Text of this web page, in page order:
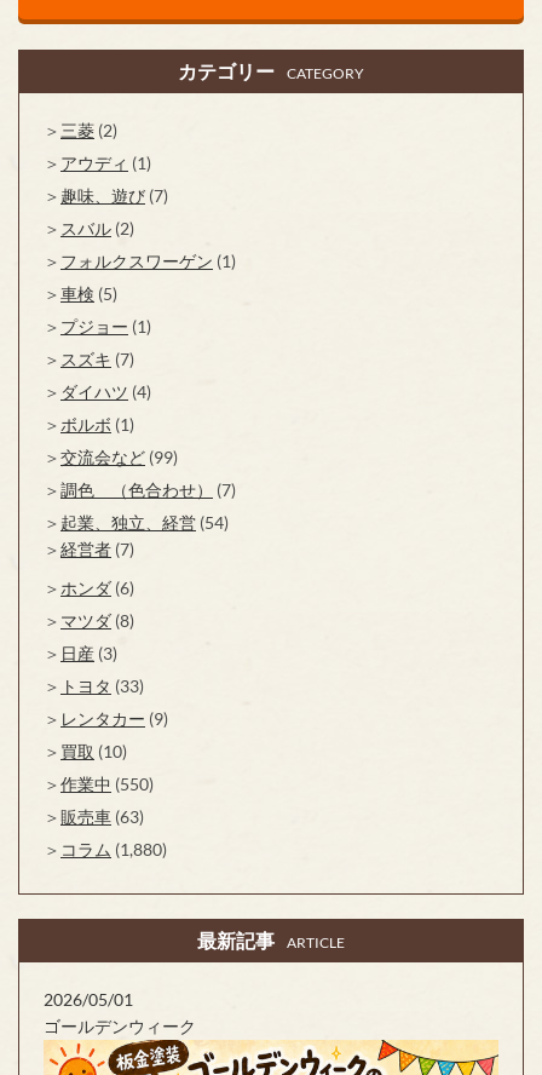
カテゴリー CATEGORY
三菱 (2)
アウディ (1)
趣味、遊び (7)
スバル (2)
フォルクスワーゲン (1)
車検 (5)
プジョー (1)
スズキ (7)
ダイハツ (4)
ボルボ (1)
交流会など (99)
調色 （色合わせ）
(7)
起業、独立、経営 (54)
経営者 (7)
ホンダ (6)
マツダ (8)
日産 (3)
トヨタ (33)
レンタカー (9)
買取 (10)
作業中 (550)
販売車 (63)
コラム (1,880)
最新記事 ARTICLE
2026/05/01
ゴールデンウィーク